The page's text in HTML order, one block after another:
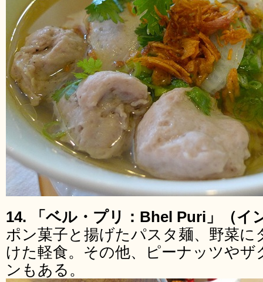
14. 「ベル・プリ：Bhel Puri」（イ
ポン菓子と揚げたパスタ麺、野菜
けた軽食。その他、ピーナッツや
ンもある。